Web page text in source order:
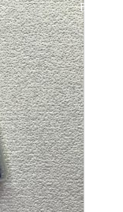
BOT!